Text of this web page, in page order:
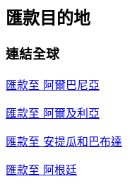
匯款目的地
連結全球
匯款至 阿爾巴尼亞
匯款至 阿爾及利亞
匯款至 安提瓜和巴布達
匯款至 阿根廷